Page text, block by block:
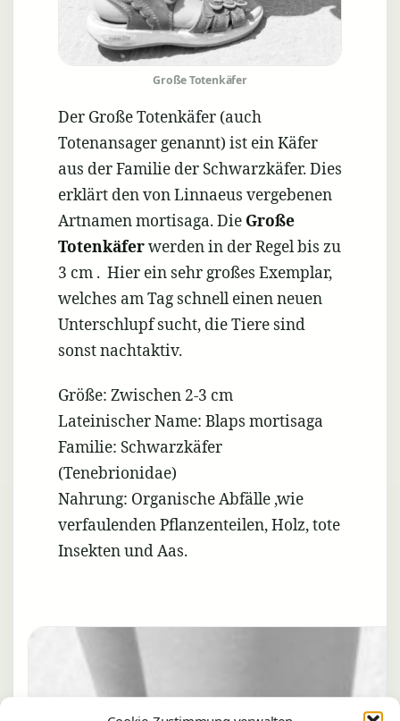
Große Totenkäfer
Der Große Totenkäfer (auch
Totenansager genannt) ist ein Käfer
aus der Familie der Schwarzkäfer. Dies
erklärt den von Linnaeus vergebenen
Artnamen mortisaga. Die Große
Totenkäferwerden in der Regel bis zu
3 cm . Hier ein sehr großes Exemplar,
welches am Tag schnell einen neuen
Unterschlupf sucht, die Tiere sind
sonst nachtaktiv.
Größe: Zwischen 2-3 cm
Lateinischer Name: Blaps mortisaga
Familie: Schwarzkäfer
(Tenebrionidae)
Nahrung: Organische Abfälle ,wie
verfaulenden Pflanzenteilen, Holz, tote
Insekten und Aas.